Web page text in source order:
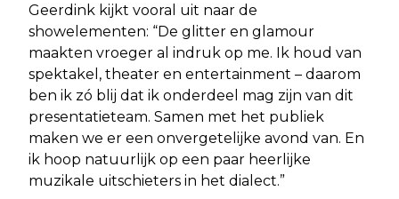
Geerdink kijkt vooral uit naar de
showelementen: “De glitter en glamour
maakten vroeger al indruk op me. Ik houd van
spektakel, theater en entertainment – daarom
ben ik zó blij dat ik onderdeel mag zijn van dit
presentatieteam. Samen met het publiek
maken we er een onvergetelijke avond van. En
ik hoop natuurlijk op een paar heerlijke
muzikale uitschieters in het dialect.”